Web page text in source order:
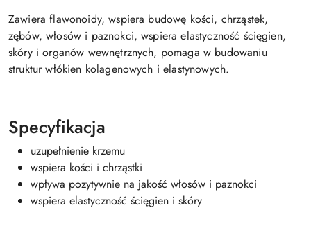
Zawiera flawonoidy, wspiera budowę kości, chrząstek,
zębów, włosów i paznokci, wspiera elastyczność ścięgien,
skóry i organów wewnętrznych, pomaga w budowaniu
struktur włókien kolagenowych i elastynowych.
Specyfikacja
uzupełnienie krzemu
wspiera kości i chrząstki
wpływa pozytywnie na jakość włosów i paznokci
wspiera elastyczność ścięgien i skóry